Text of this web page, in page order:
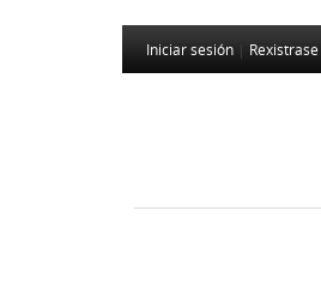
Iniciar sesión Rexistrase